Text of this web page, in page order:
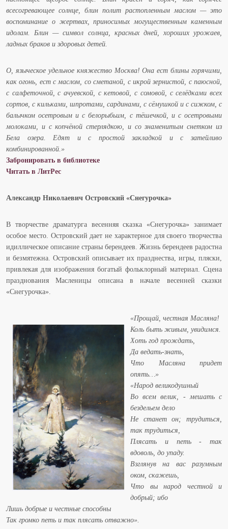
всесогревающее солнце, блин полит растопленным маслом — это
воспоминание о жертвах, приносимых могущественным каменным
идолам. Блин — символ солнца, красных дней, хороших урожаев,
ладных браков и здоровых детей.
О, языческое удельное княжество Москва! Она ест блины горячими,
как огонь, ест с маслом, со сметаной, с икрой зернистой, с паюсной,
с салфеточной, с ачуевской, с кетовой, с сомовой, с селёдками всех
сортов, с кильками, шпротами, сардинами, с сёмушкой и с сижком, с
балычком осетровым и с белорыбьим, с тёшечкой, и с осетровыми
молоками, и с копчёной стерлядкою, и со знаменитым снетком из
Бела озера. Едят и с простой закладкой и с затейливо
комбинированной.»
Забронировать в библиотеке
Читать в ЛитРес
Александр Николаевич Островский «Снегурочка»
В творчестве драматурга весенняя сказка «Снегурочка» занимает
особое место. Островский дает не характерное для своего творчества
идиллическое описание страны берендеев. Жизнь берендеев радостна
и безмятежна. Островский описывает их празднества, игры, пляски,
привлекая для изображения богатый фольклорный материал. Сцена
празднования Масленицы описана в начале весенней сказки
«Снегурочка».
«Прощай, честная Масляна!
Коль быть живым, увидимся.
Хоть год прождать,
Да ведать-знать,
Что Масляна придет
опять…»
«Народ великодушный
Во всем велик, - мешать с
бездельем дело
Не станет он; трудиться,
так трудиться,
Плясать и петь - так
вдоволь, до упаду.
Взглянув на вас разумным
оком, скажешь,
Что вы народ честной и
добрый; ибо
Лишь добрые и честные способны
Так громко петь и так плясать отважно».